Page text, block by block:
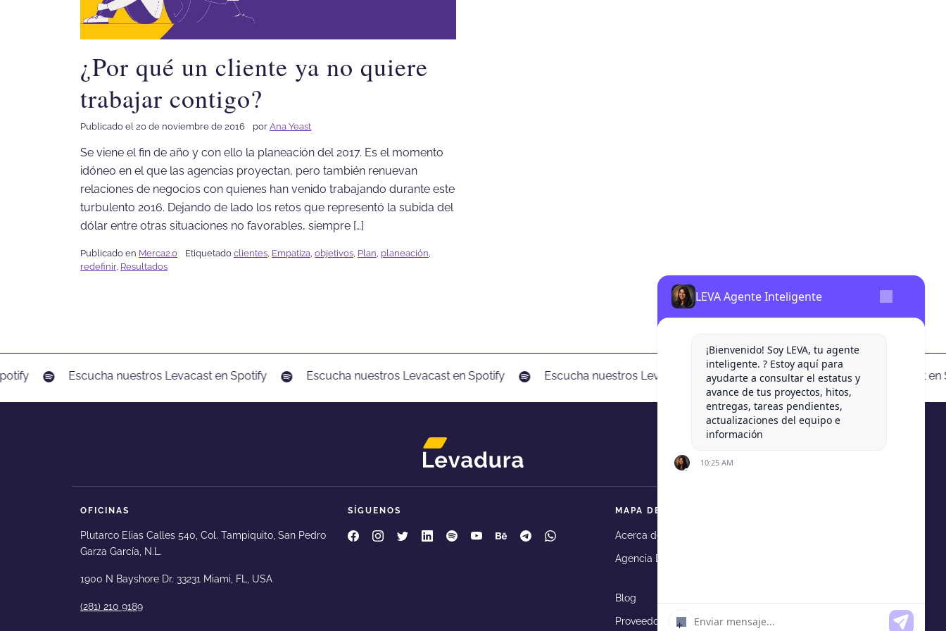
LEVA Agente Inteligente
¡Bienvenido! Soy LEVA, tu agente
inteligente. ? Estoy aquí para
ayudarte a consultar el estatus y
avance de tus proyectos, hitos,
entregas, tareas pendientes,
actualizaciones del equipo e
información
10:25 AM
+
¿Por qué un cliente ya no quiere
trabajar contigo?
Publicado el 20 de noviembre de 2016 por Ana Yeast
Se viene el fin de año y con ello la planeación del 2017. Es el momento
idóneo en el que las agencias proyectan, pero también renuevan
relaciones de negocios con quienes han venido trabajando durante este
turbulento 2016. Dejando de lado los retos que representó la subida del
dólar entre otras situaciones no favorables, siempre […]
Publicado en Merca2.0 Etiquetado clientes, Empatiza, objetivos, Plan, planeación,
redefinir, Resultados
Escucha nuestros Levacast en Spotify Escucha nuestros Levacast en Spotify Escucha nuestros Levacast en Spotify Escucha nuestros Levacast en
OFICINAS
Plutarco Elias Calles 540, Col. Tampiquito, San Pedro
Garza García, N.L.
1900 N Bayshore Dr. 33231 Miami, FL, USA
(281) 210 9189
SÍGUENOS
Levadura Agencia en facebook
Levadura Agencia en instagram
Levadura Agencia en twitter
Levadura Agencia en linkedin
Levadura Agencia en spotify
Levadura Agencia en youtube
Levadura Agencia en behance
Levadura Agencia en telegram
Levadura Agencia en whatsapp
MAPA DE SITIO
Acerca de Levadura
Agencia Digital
Blog
Proveedores Aviso de privacidad